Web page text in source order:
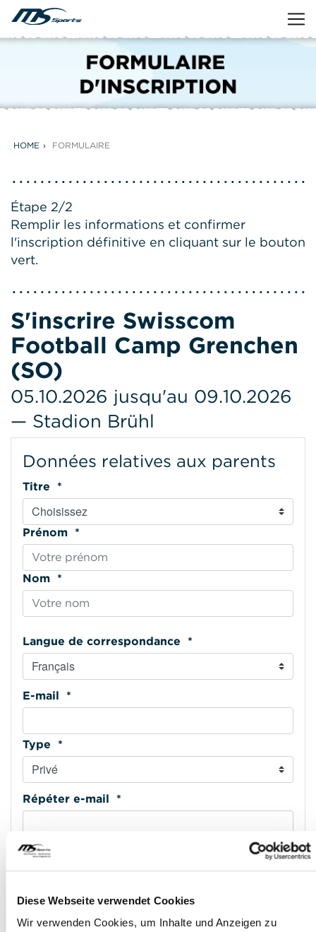
Diese Webseite verwendet Cookies
Wir verwenden Cookies, um Inhalte und Anzeigen zu
HOME FORMULAIRE
Étape 2/2
Remplir les informations et confirmer
l'inscription définitive en cliquant sur le bouton
vert.
S'inscrire Swisscom
Football Camp Grenchen
(SO)
05.10.2026 jusqu'au 09.10.2026
— Stadion Brühl
Données relatives aux parents
Titre *
Prénom *
Nom *
Langue de correspondance *
E-mail *
Type *
Répéter e-mail *
Type *